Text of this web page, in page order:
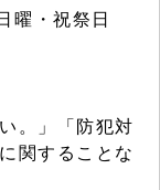
曜・祝祭日
。」「防犯対
関することな